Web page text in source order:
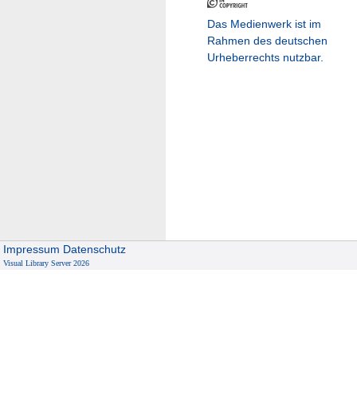
Das Medienwerk ist im
Rahmen des deutschen
Urheberrechts nutzbar.
Impressum Datenschutz
Visual Library Server 2026